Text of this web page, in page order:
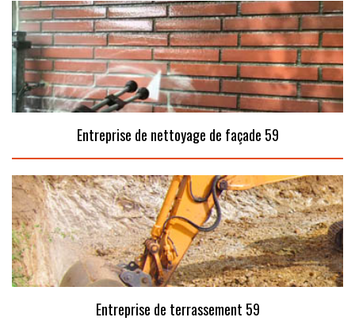
Entreprise de nettoyage de façade 59
Entreprise de terrassement 59